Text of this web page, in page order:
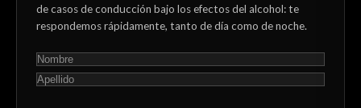
de casos de conducción bajo los efectos del alcohol: te
respondemos rápidamente, tanto de día como de noche.
NOMBRE(OBLIGATORIO)
En